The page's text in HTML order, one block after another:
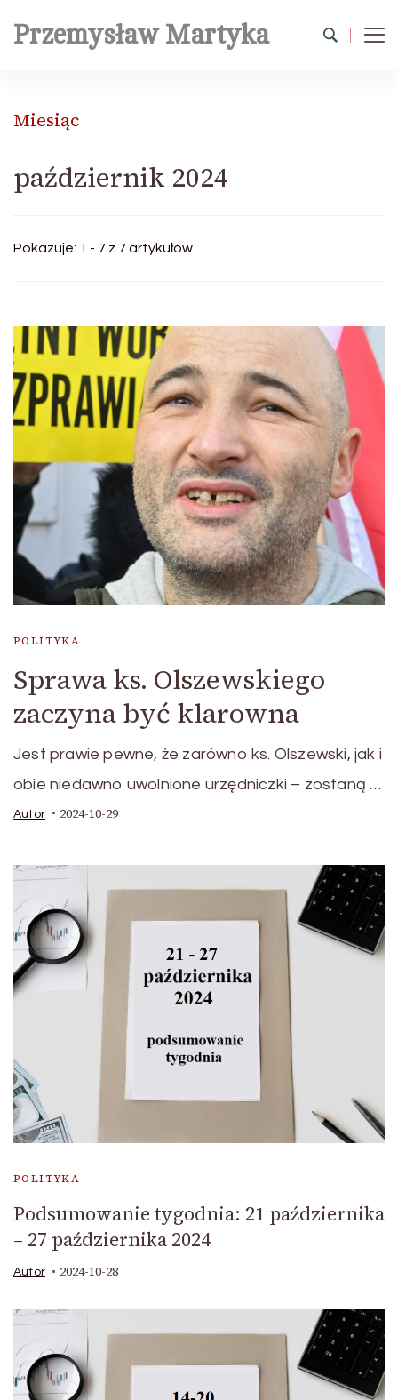
Przemysław Martyka
Miesiąc
październik 2024
Pokazuje: 1 - 7 z 7 artykułów
POLITYKA
Sprawa ks. Olszewskiego
zaczyna być klarowna
Jest prawie pewne, że zarówno ks. Olszewski, jak i
obie niedawno uwolnione urzędniczki – zostaną …
Autor 2024-10-29
POLITYKA
Podsumowanie tygodnia: 21 października
– 27 października 2024
Autor 2024-10-28